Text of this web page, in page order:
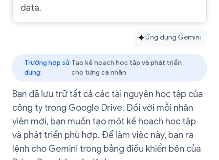
data.
Ứng dụng Gemini
Trường hợp sử
dụng:
Tạo kế hoạch học tập và phát triển
cho từng cá nhân
Bạn đã lưu trữ tất cả các tài nguyên học tập của
công ty trong Google Drive. Đối với mỗi nhân
viên mới, bạn muốn tạo một kế hoạch học tập
và phát triển phù hợp. Để làm việc này, bạn ra
lệnh cho Gemini trong bảng điều khiển bên của